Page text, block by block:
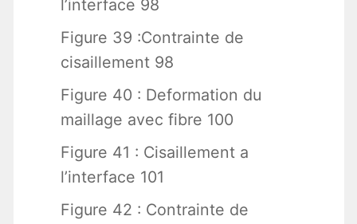
l’interface 98
Figure 39 :Contrainte de
cisaillement 98
Figure 40 : Deformation du
maillage avec fibre 100
Figure 41 : Cisaillement a
l’interface 101
Figure 42 : Contrainte de